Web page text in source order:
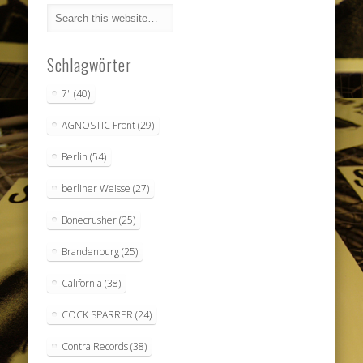
Schlagwörter
7" (40)
AGNOSTIC Front(29)
Berlin (54)
berliner Weisse (27)
Bonecrusher(25)
Brandenburg(25)
California (38)
COCK SPARRER (24)
Contra Records(38)